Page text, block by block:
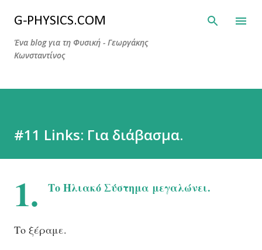
Μετάβαση στο κύριο περιεχόμενο
G-PHYSICS.COM
Ένα blog για τη Φυσική - Γεωργάκης
Κωνσταντίνος
#11 Links: Για διάβασμα.
1. Το Ηλιακό Σύστημα μεγαλώνει.
Το ξέραμε.